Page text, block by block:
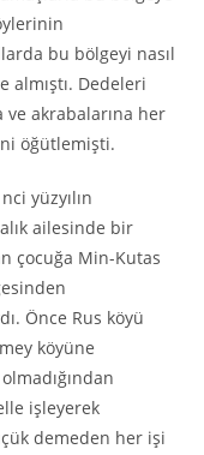
bu bölgeyi nasıl
almıştı. Dedeleri
ve akrabalarına her
öğütlemişti.
yüzyılın
ailesinde bir
çocuğa Min-Kutas
Önce Rus köyü
köyüne
işleyerek
demeden her işi